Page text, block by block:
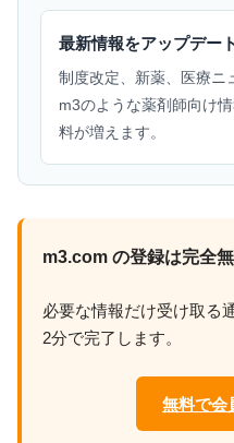
最新情報をアップデー
制度改定、新薬、医療ニ
m3のような薬剤師向け
料が増えます。
m3.com の登録は完全
必要な情報だけ受け取る
2分で完了します。
無料で会